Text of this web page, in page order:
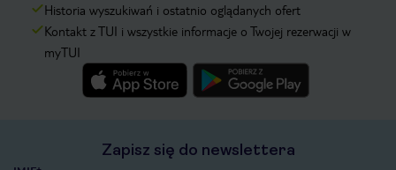
Historia wyszukiwań i ostatnio oglądanych ofert
Kontakt z TUI i wszystkie informacje o Twojej rezerwacji w
myTUI
Zapisz się do newslettera